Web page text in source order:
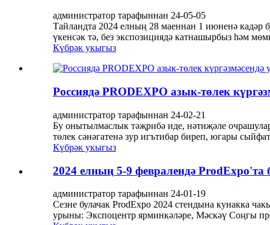
администратор тарафыннан 24-05-05
Тайландта 2024 елның 28 маеннан 1 июненә кадәр
үкенсәк тә, без экспозициядә катнашырбыз һәм
Күбрәк укыгыз
Россиядә PRODEXPO азык-төлек
администратор тарафыннан 24-02-21
Бу онытылмаслык тәҗрибә иде, нәтиҗәле
төлек сәнәгатенә зур игътибар биреп, югары
Күбрәк укыгыз
2024 елның 5-9 февралендә ProdExpo'та
администратор тарафыннан 24-01-19
Сезне булачак ProdExpo 2024 стендына кунакка
урыны: Экспоцентр ярминкәләре, Мәскәү Соңгы